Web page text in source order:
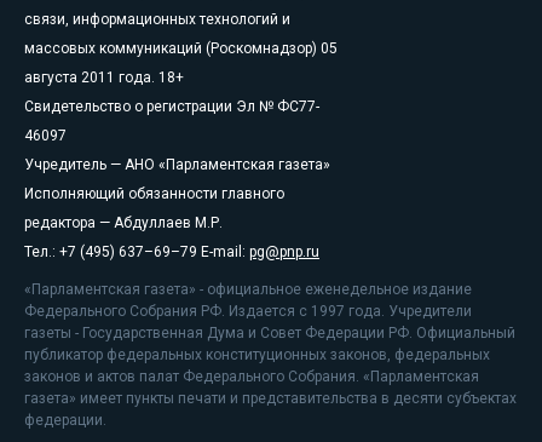
связи, информационных технологий и
массовых коммуникаций (Роскомнадзор) 05
августа 2011 года. 18+
Свидетельство о регистрации Эл № ФС77-
46097
Учредитель — АНО «Парламентская газета»
Исполняющий обязанности главного
редактора — Абдуллаев М.Р.
Тел.: +7 (495) 637–69–79 E-mail: pg@pnp.ru
«Парламентская газета» - официальное еженедельное издание
Федерального Собрания РФ. Издается с 1997 года. Учредители
газеты - Государственная Дума и Совет Федерации РФ. Официальный
публикатор федеральных конституционных законов, федеральных
законов и актов палат Федерального Собрания. «Парламентская
газета» имеет пункты печати и представительства в десяти субъектах
федерации.